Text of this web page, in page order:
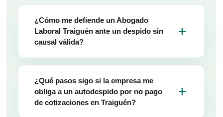
¿Cómo me defiende un Abogado
Laboral Traiguén ante un despido sin
causal válida?
add
¿Qué pasos sigo si la empresa me
obliga a un autodespido por no pago
de cotizaciones en Traiguén?
add